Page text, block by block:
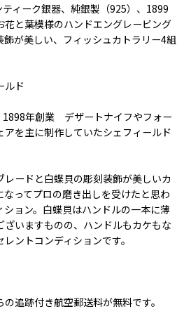
ィーク銀器、純銀製（925）、1899
と葉模様のハンドエングレービング
が美しい、フィッシュカトラリー4組
ルド
年創業 デザートナイフやフォー
を主に制作していたシェフィールド
ードと白蝶貝の彫刻装飾が美しいカ
なってプロの磨き出しを受けたと思わ
ョン。白蝶貝はハンドルの一本に薄
いますものの、ハンドルもカケもな
ントコンディションです。
追跡付き航空郵送料が無料です。